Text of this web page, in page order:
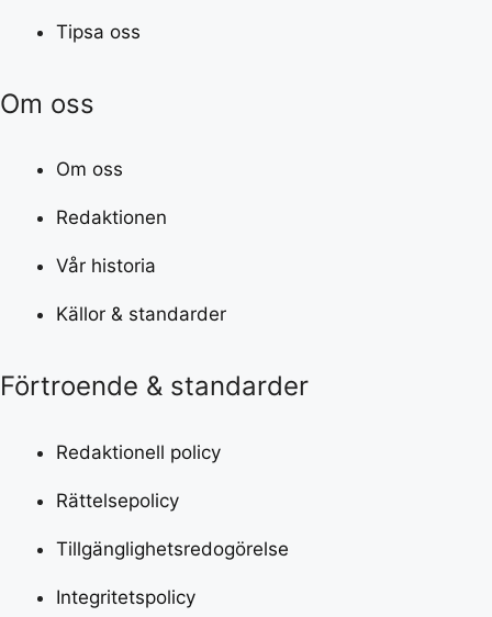
Tipsa oss
Om oss
Om oss
Redaktionen
Vår historia
Källor & standarder
Förtroende & standarder
Redaktionell policy
Rättelsepolicy
Tillgänglighetsredogörelse
Integritetspolicy